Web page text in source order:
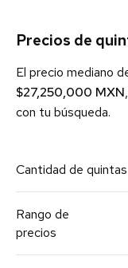
Precios de
El precio mediano
$27,250,000 MXN
con tu búsqueda.
Cantidad de quintas
Rango de
precios